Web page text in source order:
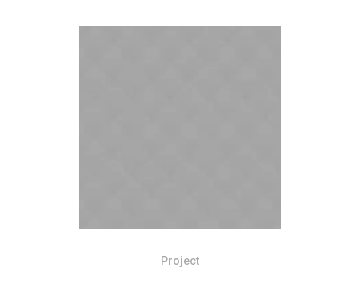
Project